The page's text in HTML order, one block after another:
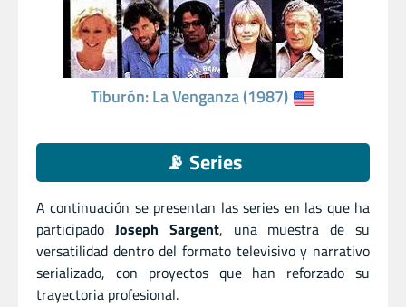
Tiburón: La Venganza (1987)
📡 Series
A continuación se presentan las series en las que ha
participado Joseph Sargent, una muestra de su
versatilidad dentro del formato televisivo y narrativo
serializado, con proyectos que han reforzado su
trayectoria profesional.